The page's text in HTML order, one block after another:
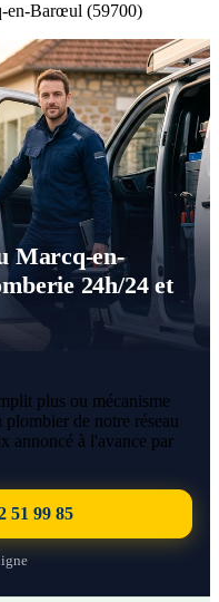
en-Barœul (59700)
Marcq-en-
24h/24 et
plus ou mécanisme
de notre réseau
annoncé à l'avance par
51 99 85